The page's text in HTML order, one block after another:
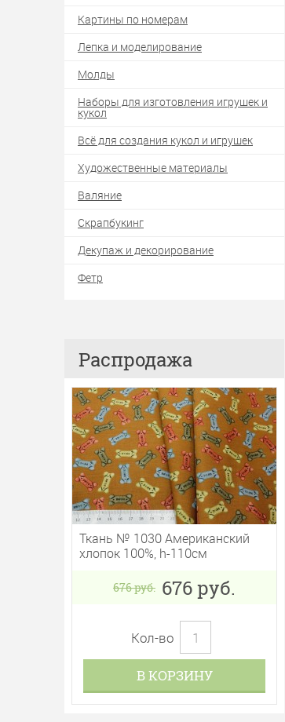
Картины по номерам
Лепка и моделирование
Молды
Наборы для изготовления игрушек и
кукол
Всё для создания кукол и игрушек
Художественные материалы
Валяние
Скрапбукинг
Декупаж и декорирование
Фетр
Распродажа
Ткань № 1030 Американский
хлопок 100%, h-110см
676руб. 676руб.
Кол-во
В КОРЗИНУ